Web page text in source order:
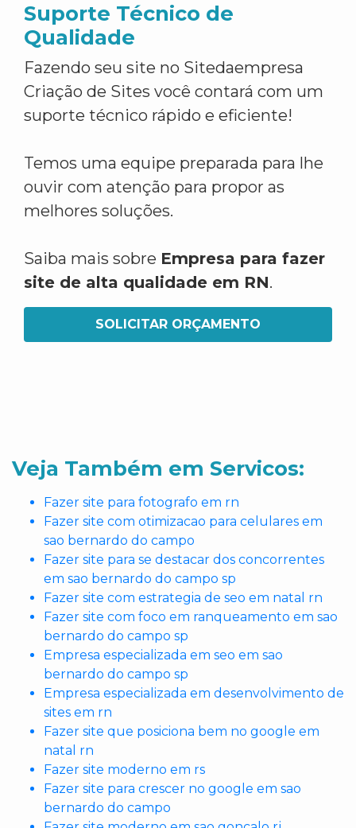
Suporte Técnico de
Qualidade
Fazendo seu site no Sitedaempresa
Criação de Sites você contará com um
suporte técnico rápido e eficiente!
Temos uma equipe preparada para lhe
ouvir com atenção para propor as
melhores soluções.
Saiba mais sobre Empresa para fazer
site de alta qualidade em RN.
SOLICITAR ORÇAMENTO
Veja Também em Servicos:
Fazer site para fotografo em rn
Fazer site com otimizacao para celulares em
sao bernardo do campo
Fazer site para se destacar dos concorrentes
em sao bernardo do campo sp
Fazer site com estrategia de seo em natal rn
Fazer site com foco em ranqueamento em sao
bernardo do campo sp
Empresa especializada em seo em sao
bernardo do campo sp
Empresa especializada em desenvolvimento de
sites em rn
Fazer site que posiciona bem no google em
natal rn
Fazer site moderno em rs
Fazer site para crescer no google em sao
bernardo do campo